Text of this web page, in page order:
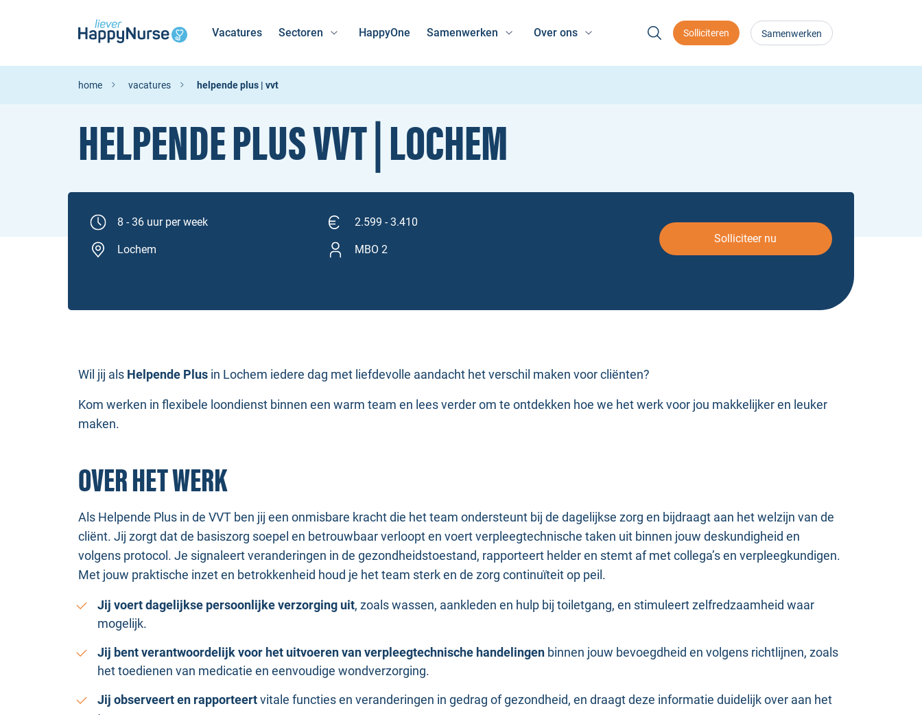
Vacatures Sectoren HappyOne Samenwerken Over ons Solliciteren Samenwerken
home vacatures helpende plus | vvt
HELPENDE PLUS VVT | LOCHEM
8 - 36 uur per week 2.599 - 3.410
Lochem MBO 2
Solliciteer nu
Wil jij als Helpende Plus in Lochem iedere dag met liefdevolle aandacht het verschil maken voor cliënten?
Kom werken in flexibele loondienst binnen een warm team en lees verder om te ontdekken hoe we het werk voor jou makkelijker en leuker
maken.
OVER HET WERK
Als Helpende Plus in de VVT ben jij een onmisbare kracht die het team ondersteunt bij de dagelijkse zorg en bijdraagt aan het welzijn van de
cliënt. Jij zorgt dat de basiszorg soepel en betrouwbaar verloopt en voert verpleegtechnische taken uit binnen jouw deskundigheid en
volgens protocol. Je signaleert veranderingen in de gezondheidstoestand, rapporteert helder en stemt af met collega’s en verpleegkundigen.
Met jouw praktische inzet en betrokkenheid houd je het team sterk en de zorg continuïteit op peil.
Jij voert dagelijkse persoonlijke verzorging uit, zoals wassen, aankleden en hulp bij toiletgang, en stimuleert zelfredzaamheid waar
mogelijk.
Jij bent verantwoordelijk voor het uitvoeren van verpleegtechnische handelingen binnen jouw bevoegdheid en volgens richtlijnen, zoals
het toedienen van medicatie en eenvoudige wondverzorging.
Jij observeert en rapporteertvitale functies en veranderingen in gedrag of gezondheid, en draagt deze informatie duidelijk over aan het